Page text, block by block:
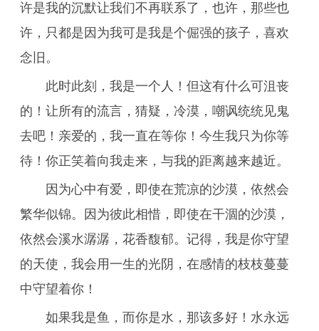
许是我的沉默让我们不再联系了，也许，那些也
许，只都是因为我可是我是个倔强的孩子，喜欢
念旧。
此时此刻，我是一个人！但这有什么可沮丧
的！让所有的流言，猜疑，冷漠，嘲讽统统见鬼
去吧！亲爱的，我一直在等你！今生我只为你等
待！你正笑着向我走来，与我的距离越来越近。
因为心中有爱，即使在荒凉的沙漠，依然会
繁华似锦。因为彼此相惜，即使在干涸的沙漠，
依然会溪水潺潺，花香馥郁。记得，我是你守望
的天使，我会用一生的光阴，在感情的枝枝蔓蔓
中守望着你！
如果我是鱼，而你是水，那该多好！水永远